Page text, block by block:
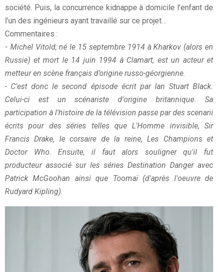
société. Puis, la concurrence kidnappe à domicile l’enfant de
l’un des ingénieurs ayant travaillé sur ce projet…
Commentaires :
- Michel Vitold, né le 15 septembre 1914 à Kharkov (alors en
Russie) et mort le 14 juin 1994 à Clamart, est un acteur et
metteur en scène français d’origine russo-géorgienne.
- C'est donc le second épisode écrit par Ian Stuart Black.
Celui-ci est un scénariste d'origine britannique. Sa
participation à l'histoire de la télévision passe par des scenarii
écrits pour des séries telles que L'Homme invisible, Sir
Francis Drake, le corsaire de la reine, Les Champions et
Doctor Who. Ensuite, il faut alors souligner qu'il fut
producteur associé sur les séries Destination Danger avec
Patrick McGoohan ainsi que Toomaï (d'après l'oeuvre de
Rudyard Kipling).